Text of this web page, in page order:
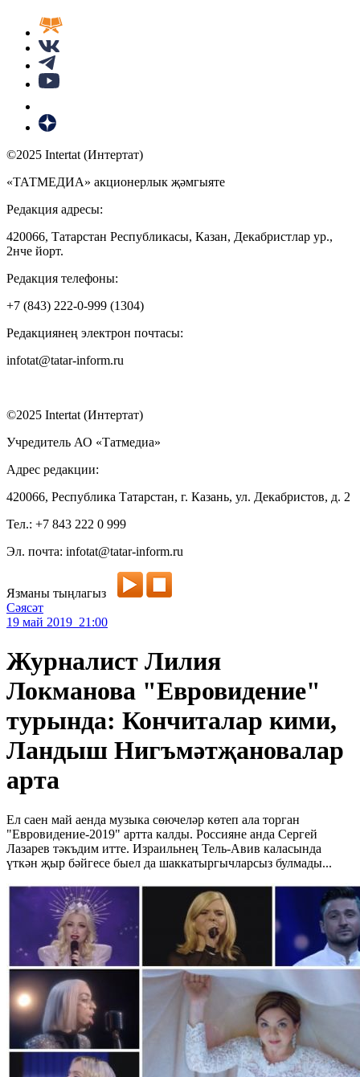
©2025 Intertat (Интертат)
«ТАТМЕДИА» акционерлык җәмгыяте
Редакция адресы:
420066, Татарстан Республикасы, Казан, Декабристлар ур.,
2нче йорт.
Редакция телефоны:
+7 (843) 222-0-999 (1304)
Редакциянең электрон почтасы:
infotat@tatar-inform.ru
©2025 Intertat (Интертат)
Учредитель АО «Татмедиа»
Адрес редакции:
420066, Республика Татарстан, г. Казань, ул. Декабристов, д. 2
Тел.: +7 843 222 0 999
Эл. почта: infotat@tatar-inform.ru
Язманы тыңлагыз
Сәясәт
19 май 2019 21:00
Журналист Лилия
Локманова "Евровидение"
турында: Кончиталар кими,
Ландыш Нигъмәтҗановалар
арта
Ел саен май аенда музыка сөючеләр көтеп ала торган
"Евровидение-2019" артта калды. Россияне анда Сергей
Лазарев тәкъдим итте. Израильнең Тель-Авив каласында
үткән җыр бәйгесе быел да шаккатыргычларсыз булмады...